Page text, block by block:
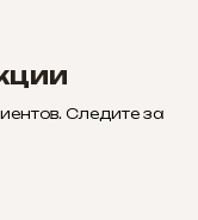
Следите за